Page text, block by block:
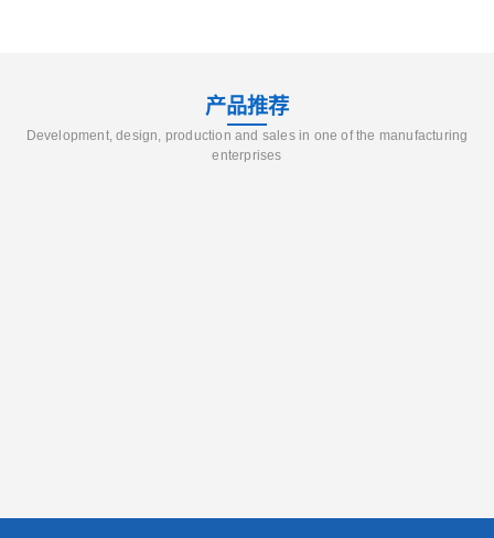
产品推荐
Development, design, production and sales in one of the manufacturing
enterprises